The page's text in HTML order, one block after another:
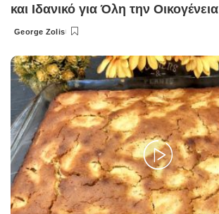
και Ιδανικό για Όλη την Οικογένεια
Posted
George Zolis